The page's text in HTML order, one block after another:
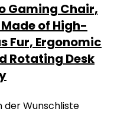
Gaming Chair,
of High-
Fur, Ergonomic
Rotating Desk
der Wunschliste